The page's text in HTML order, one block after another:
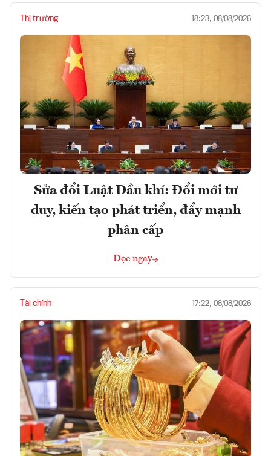
Thị trường 18:23, 08/08/2026
Sửa đổi Luật Dầu khí: Đổi mới tư
duy, kiến tạo phát triển, đẩy mạnh
phân cấp
Đọc ngay
Tài chính 17:22, 08/08/2026